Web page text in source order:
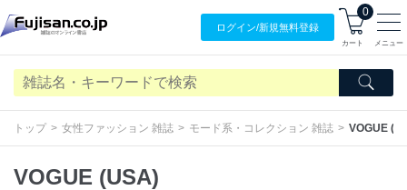
ログイン/新規無料登録
0
カート メニュー
トップ 女性ファッション 雑誌 モード系・コレクション 雑誌 VOGUE
VOGUE (USA)